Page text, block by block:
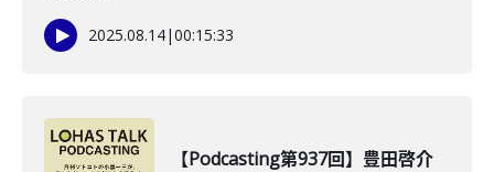
2025.08.14|00:15:33
【Podcasting第937回】豊田啓介